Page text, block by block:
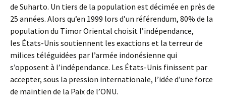
de Suharto. Un tiers de la population est décimée en près de
25 années. Alors qu’en 1999 lors d’un référendum, 80% de la
population du Timor Oriental choisit l’indépendance,
les États-Unis soutiennent les exactions et la terreur de
milices téléguidées par l’armée indonésienne qui
s’opposent à l’indépendance. Les États-Unis finissent par
accepter, sous la pression internationale, l’idée d’une force
de maintien de la Paix de l’ONU.